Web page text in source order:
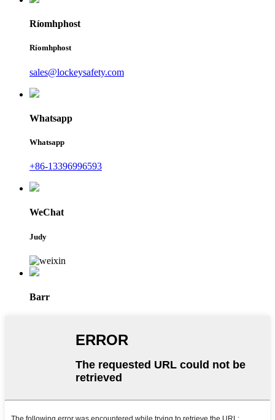
Ríomhphost
Ríomhphost
sales@lockeysafety.com
Whatsapp
Whatsapp
+86-13396996593
WeChat
Judy
Barr